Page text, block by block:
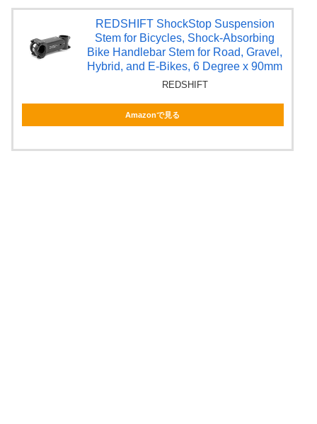
REDSHIFT ShockStop Suspension
Stem for Bicycles, Shock-Absorbing
Bike Handlebar Stem for Road, Gravel,
Hybrid, and E-Bikes, 6 Degree x 90mm
REDSHIFT
Amazonで見る